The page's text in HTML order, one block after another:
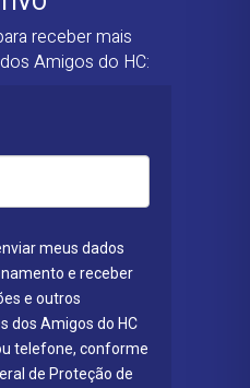
receber mais
Amigos do HC:
meus dados
e receber
e outros
dos Amigos do HC
telefone, conforme
de Proteção de